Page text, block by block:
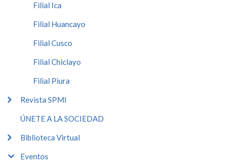
Filial Ica
Filial Huancayo
Filial Cusco
Filial Chiclayo
Filial Piura
Revista SPMI
ÚNETE A LA SOCIEDAD
Biblioteca Virtual
Eventos